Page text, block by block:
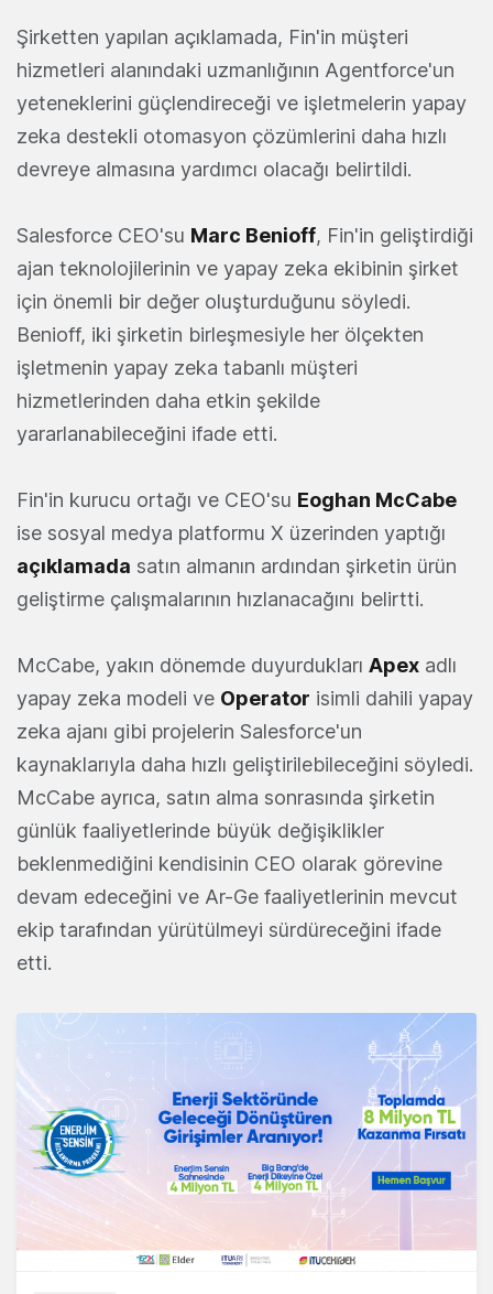
Şirketten yapılan açıklamada, Fin'in müşteri
hizmetleri alanındaki uzmanlığının Agentforce'un
yeteneklerini güçlendireceği ve işletmelerin yapay
zeka destekli otomasyon çözümlerini daha hızlı
devreye almasına yardımcı olacağı belirtildi.
Salesforce CEO'su Marc Benioff, Fin'in geliştirdiği
ajan teknolojilerinin ve yapay zeka ekibinin şirket
için önemli bir değer oluşturduğunu söyledi.
Benioff, iki şirketin birleşmesiyle her ölçekten
işletmenin yapay zeka tabanlı müşteri
hizmetlerinden daha etkin şekilde
yararlanabileceğini ifade etti.
Fin'in kurucu ortağı ve CEO'su Eoghan McCabe
ise sosyal medya platformu X üzerinden yaptığı
açıklamada satın almanın ardından şirketin ürün
geliştirme çalışmalarının hızlanacağını belirtti.
McCabe, yakın dönemde duyurdukları Apex adlı
yapay zeka modeli ve Operator isimli dahili yapay
zeka ajanı gibi projelerin Salesforce'un
kaynaklarıyla daha hızlı geliştirilebileceğini söyledi.
McCabe ayrıca, satın alma sonrasında şirketin
günlük faaliyetlerinde büyük değişiklikler
beklenmediğini kendisinin CEO olarak görevine
devam edeceğini ve Ar-Ge faaliyetlerinin mevcut
ekip tarafından yürütülmeyi sürdüreceğini ifade
etti.